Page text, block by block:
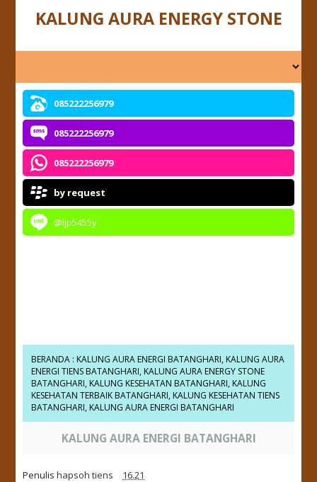
KALUNG AURA ENERGY STONE
085222256979
085222256979
085222256979
by request
@ljp5455y
BERANDA : KALUNG AURA ENERGI BATANGHARI, KALUNG AURA
ENERGI TIENS BATANGHARI, KALUNG AURA ENERGY STONE
BATANGHARI, KALUNG KESEHATAN BATANGHARI, KALUNG
KESEHATAN TERBAIK BATANGHARI, KALUNG KESEHATAN TIENS
BATANGHARI, KALUNG AURA ENERGI BATANGHARI
KALUNG AURA ENERGI BATANGHARI
Penulishapsoh tiens 16.21